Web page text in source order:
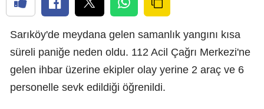
Sarıköy'de meydana gelen samanlık yangını kısa
süreli paniğe neden oldu. 112 Acil Çağrı Merkezi'ne
gelen ihbar üzerine ekipler olay yerine 2 araç ve 6
personelle sevk edildiği öğrenildi.